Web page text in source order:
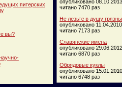
питерских
вы?
опубликовано 08.10.2013
читано 7470 раз
Не лезьте в душу
опубликовано 11.04.2010
читано 7173 раз
Славянские имена
опубликовано 29.06.2012
читано 6870 раз
Обрядовые куклы
опубликовано 15.01.2010
читано 6748 раз